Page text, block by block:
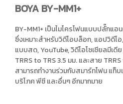
BOYA BY-MM1+
BY-MM1+ เป็นไมโครโฟนแบบปลั๊กแ
ซึ่งเหมาะสำหรับวิดีโอบล็อก, แอปวิดี
แบบสด, YouTube, วิดีโอโซเชียลมีเดี
TRRS to TRS 3.5 มม. และสาย
สามารถทำงานร่วมกับสมาร์ทโฟน แท็
บริโภค พีซี และอื่นๆ อีกมากมาย